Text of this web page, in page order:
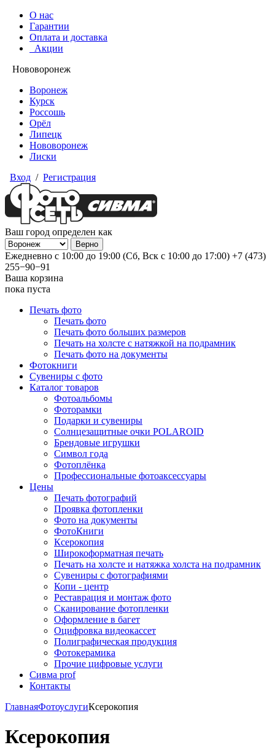
О нас
Гарантии
Оплата и доставка
Акции
Нововоронеж
Воронеж
Курск
Россошь
Орёл
Липецк
Нововоронеж
Лиски
Вход / Регистрация
Ваш город определен как
Ежедневно с 10:00 до 19:00 (Сб, Вск с 10:00 до 17:00) +7 (473)
255−90−91
Ваша корзина
пока пуста
Печать фото
Печать фото
Печать фото больших размеров
Печать на холсте с натяжкой на подрамник
Печать фото на документы
Фотокниги
Сувениры с фото
Каталог товаров
Фотоальбомы
Фоторамки
Подарки и сувениры
Солнцезащитные очки POLAROID
Брендовые игрушки
Символ года
Фотоплёнка
Профессиональные фотоаксессуары
Цены
Печать фотографий
Проявка фотопленки
Фото на документы
ФотоКниги
Ксерокопия
Широкоформатная печать
Печать на холсте и натяжка холста на подрамник
Сувениры с фотографиями
Копи - центр
Реставрация и монтаж фото
Сканирование фотопленки
Оформление в багет
Оцифровка видеокассет
Полиграфическая продукция
Фотокерамика
Прочие цифровые услуги
Сивма prof
Контакты
ГлавнаяФотоуслугиКсерокопия
Ксерокопия